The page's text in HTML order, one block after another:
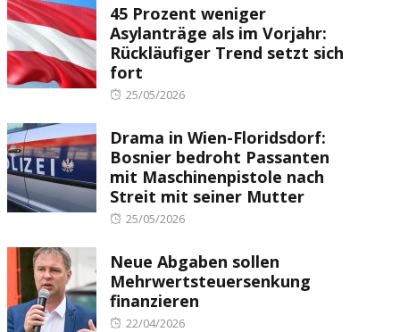
45 Prozent weniger
Asylanträge als im Vorjahr:
Rückläufiger Trend setzt sich
fort
Posted
25/05/2026
Drama in Wien-Floridsdorf:
Bosnier bedroht Passanten
mit Maschinenpistole nach
Streit mit seiner Mutter
Posted
25/05/2026
Neue Abgaben sollen
Mehrwertsteuersenkung
finanzieren
Posted
22/04/2026